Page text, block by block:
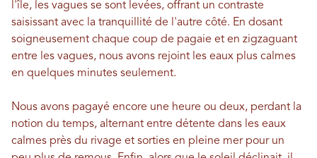
l'île, les vagues se sont levées, offrant un contraste
saisissant avec la tranquillité de l'autre côté. En dosant
soigneusement chaque coup de pagaie et en zigzaguant
entre les vagues, nous avons rejoint les eaux plus calmes
en quelques minutes seulement.
Nous avons pagayé encore une heure ou deux, perdant la
notion du temps, alternant entre détente dans les eaux
calmes près du rivage et sorties en pleine mer pour un